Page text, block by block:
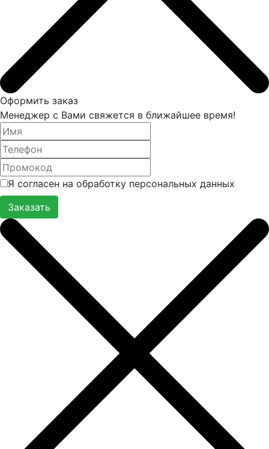
Оформить заказ
Менеджер с Вами свяжется в ближайшее время!
Я согласен на обработку персональных данных
Заказать